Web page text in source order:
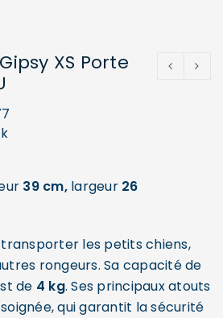
XS Porte
39 cm,largeur 26
les petits chiens,
rongeurs. Sa capacité de
de 4 kg. Ses principaux atouts
qui garantit la sécurité